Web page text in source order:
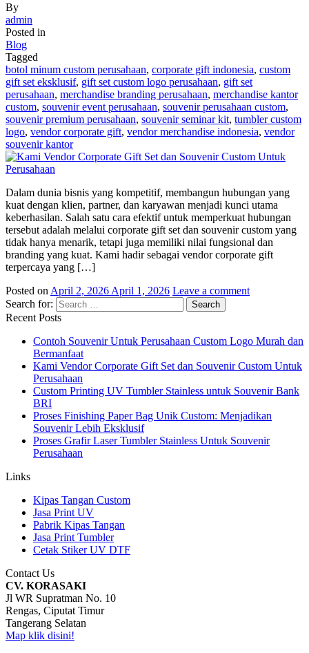
By
admin
Posted in
Blog
Tagged
botol minum custom perusahaan, corporate gift indonesia, custom
gift set eksklusif, gift set custom logo perusahaan, gift set
perusahaan, merchandise branding perusahaan, merchandise kantor
custom, souvenir event perusahaan, souvenir perusahaan custom,
souvenir premium perusahaan, souvenir seminar kit, tumbler custom
logo, vendor corporate gift, vendor merchandise indonesia, vendor
souvenir kantor
Dalam dunia bisnis yang kompetitif, membangun hubungan yang
kuat dengan klien, partner, dan karyawan menjadi kunci utama
keberhasilan. Salah satu cara efektif untuk memperkuat hubungan
tersebut adalah melalui corporate gift set dan souvenir custom yang
tidak hanya menarik, tetapi juga memiliki nilai fungsional dan
branding yang kuat. Kami hadir sebagai vendor corporate gift
terpercaya yang […]
Posted on April 2, 2026 April 1, 2026 Leave a comment
Search for:
Recent Posts
Contoh Souvenir Untuk Perusahaan Custom Logo Murah dan
Bermanfaat
Kami Vendor Corporate Gift Set dan Souvenir Custom Untuk
Perusahaan
Custom Printing UV Tumbler Stainless untuk Souvenir Bank
BRI
Proses Finishing Paper Bag Unik Custom: Menjadikan
Souvenir Lebih Eksklusif
Proses Grafir Laser Tumbler Stainless Untuk Souvenir
Perusahaan
Links
Kipas Tangan Custom
Jasa Print UV
Pabrik Kipas Tangan
Jasa Print Tumbler
Cetak Stiker UV DTF
Contact Us
CV. KORASAKI
Jl WR Supratman No. 10
Rengas, Ciputat Timur
Tangerang Selatan
Map klik disini!